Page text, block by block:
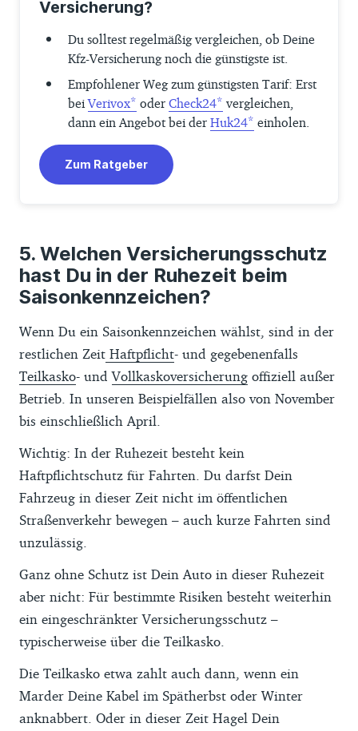
Versicherung?
Du solltest regelmäßig vergleichen, ob Deine
Kfz-Versicherung noch die günstigste ist.
Empfohlener Weg zum günstigsten Tarif: Erst
beiVerivox oder Check24 vergleichen,
dann ein Angebot bei der Huk24 einholen.
Zum Ratgeber
Welchen Versicherungsschutz
hast Du in der Ruhezeit beim
Saisonkennzeichen?
Wenn Du ein Saisonkennzeichen wählst, sind in der
restlichen Zeit Haftpflicht- und gegebenenfalls
Teilkasko- undVollkaskoversicherung offiziell außer
Betrieb. In unseren Beispielfällen also von November
bis einschließlich April.
Wichtig: In der Ruhezeit besteht kein
Haftpflichtschutz für Fahrten. Du darfst Dein
Fahrzeug in dieser Zeit nicht im öffentlichen
Straßenverkehr bewegen – auch kurze Fahrten sind
unzulässig.
Ganz ohne Schutz ist Dein Auto in dieser Ruhezeit
aber nicht: Für bestimmte Risiken besteht weiterhin
ein eingeschränkter Versicherungsschutz –
typischerweise über die Teilkasko.
Die Teilkasko etwa zahlt auch dann, wenn ein
Marder Deine Kabel im Spätherbst oder Winter
anknabbert. Oder in dieser Zeit Hagel Dein